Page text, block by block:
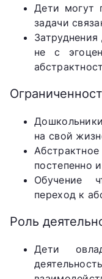
Дети могут
задачи
не с
на свой
постепенно
Обучение
переход к
Роль
Дети